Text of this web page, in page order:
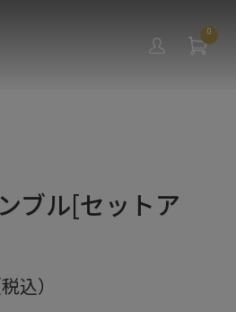
0
ブル[セットア
税込）